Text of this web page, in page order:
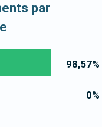
par
98,57%
0%